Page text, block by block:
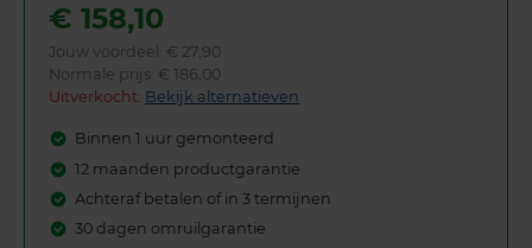
€ 158,10
Jouw voordeel: € 27,90
Normale prijs: € 186,00
Uitverkocht: Bekijk alternatieven
Binnen 1 uur gemonteerd
12 maanden productgarantie
Achteraf betalen of in 3 termijnen
30 dagen omruilgarantie